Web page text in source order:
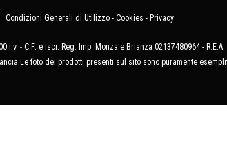
Condizioni Generali di Utilizzo - Cookies - Privacy
- C.F. e Iscr. Reg. Imp. Monza e Brianza 02137480964 -
Le foto dei prodotti presenti sul sito sono puramente